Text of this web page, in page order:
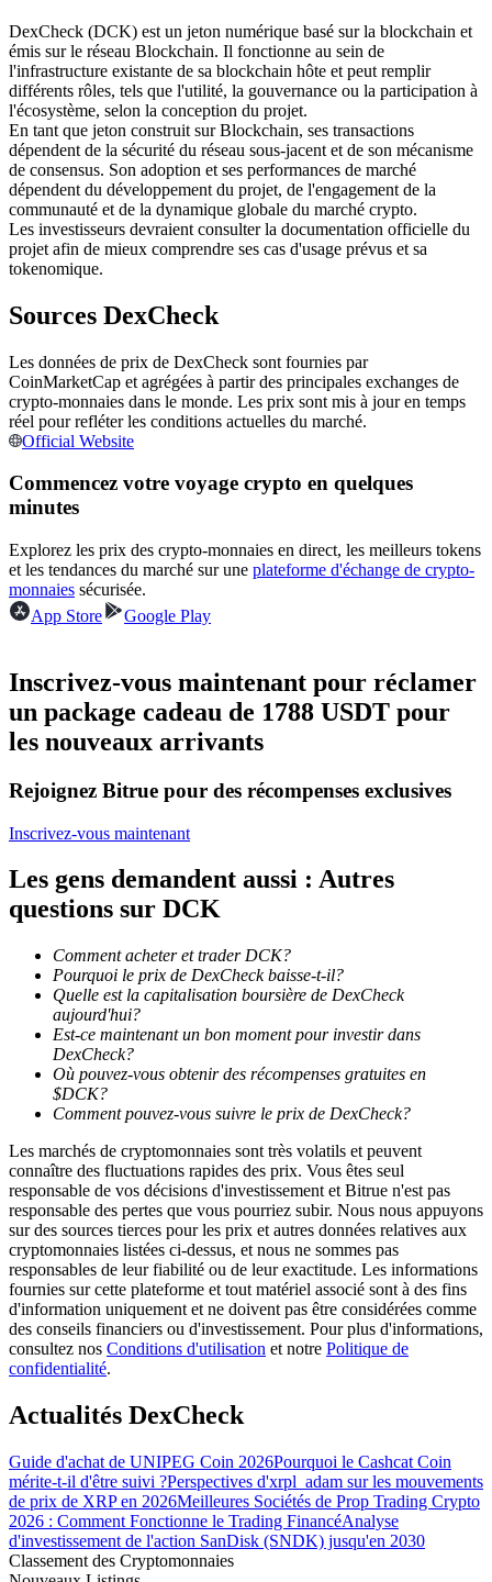
Futures USDC
Futures utilisant l'USDC comme garantie
Copie de Trading
Rejoignez les meilleurs traders
Profitez du partage des bénéfices et des commissions de copy
trading
Analyse de mégadonnées, y compris des informations
commerciales, etc.
Guide
Guide de démarrage des contrats à terme
Stratégies de trading
Apprenez à rester rentable
DexCheck (DCK) est un jeton numérique basé sur la blockchain et
émis sur le réseau Blockchain. Il fonctionne au sein de
l'infrastructure existante de sa blockchain hôte et peut remplir
différents rôles, tels que l'utilité, la gouvernance ou la participation à
l'écosystème, selon la conception du projet.
En tant que jeton construit sur Blockchain, ses transactions
dépendent de la sécurité du réseau sous-jacent et de son mécanisme
de consensus. Son adoption et ses performances de marché
dépendent du développement du projet, de l'engagement de la
communauté et de la dynamique globale du marché crypto.
Les investisseurs devraient consulter la documentation officielle du
projet afin de mieux comprendre ses cas d'usage prévus et sa
tokenomique.
Sources DexCheck
Les données de prix de DexCheck sont fournies par
CoinMarketCap et agrégées à partir des principales exchanges de
crypto-monnaies dans le monde. Les prix sont mis à jour en temps
réel pour refléter les conditions actuelles du marché.
Official Website
Commencez votre voyage crypto en quelques
minutes
Explorez les prix des crypto-monnaies en direct, les meilleurs tokens
et les tendances du marché sur une plateforme d'échange de crypto-
monnaies sécurisée.
App Store
Google Play
Inscrivez-vous maintenant pour réclamer
un package cadeau de 1788 USDT pour
les nouveaux arrivants
Rejoignez Bitrue pour des récompenses exclusives
Inscrivez-vous maintenant
Les gens demandent aussi : Autres
questions sur DCK
Comment acheter et trader DCK?
Pourquoi le prix de DexCheck baisse-t-il?
Quelle est la capitalisation boursière de DexCheck
aujourd'hui?
Est-ce maintenant un bon moment pour investir dans
DexCheck?
Où pouvez-vous obtenir des récompenses gratuites en
$DCK?
Comment pouvez-vous suivre le prix de DexCheck?
Les marchés de cryptomonnaies sont très volatils et peuvent
connaître des fluctuations rapides des prix. Vous êtes seul
responsable de vos décisions d'investissement et Bitrue n'est pas
responsable des pertes que vous pourriez subir. Nous nous appuyons
sur des sources tierces pour les prix et autres données relatives aux
cryptomonnaies listées ci-dessus, et nous ne sommes pas
responsables de leur fiabilité ou de leur exactitude. Les informations
fournies sur cette plateforme et tout matériel associé sont à des fins
d'information uniquement et ne doivent pas être considérées comme
des conseils financiers ou d'investissement. Pour plus d'informations,
consultez nos Conditions d'utilisation et notre Politique de
confidentialité.
Actualités DexCheck
Guide d'achat de UNIPEG Coin 2026Pourquoi le Cashcat Coin
mérite-t-il d'être suivi ?Perspectives d'xrpl_adam sur les mouvements
de prix de XRP en 2026Meilleures Sociétés de Prop Trading Crypto
2026 : Comment Fonctionne le Trading FinancéAnalyse
d'investissement de l'action SanDisk (SNDK) jusqu'en 2030
Classement des Cryptomonnaies